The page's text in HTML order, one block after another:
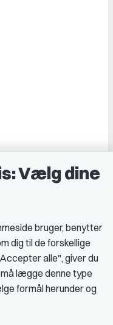
Vælg dine
bruger, benytter
dig til de forskellige
alle", giver du
lægge denne type
formål herunder og